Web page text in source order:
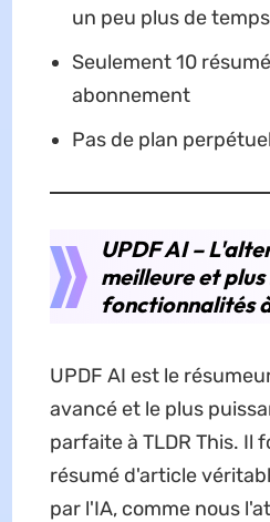
un peu plus de temps
Seulement 10
abonnement
Pas de plan
UPDF AI –
meilleure et plus
fonctionnalités
UPDF AI est le
avancé et le plus
parfaite à TLDR This. Il
résumé d'article
par l'IA, comme nous